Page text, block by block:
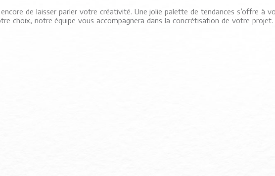
de laisser parler votre créativité. Une jolie palette de tendances s’offre à
choix, notre équipe vous accompagnera dans la concrétisation de votre projet.